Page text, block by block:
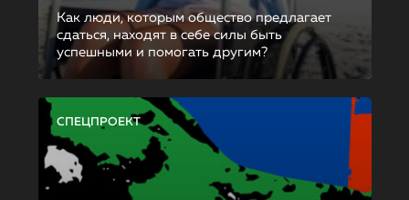
Как люди, которым общество предлагает
сдаться, находят в себе силы быть
успешными и помогать другим?
СПЕЦПРОЕКТ